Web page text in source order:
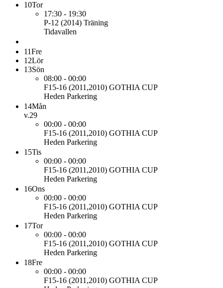
10Tor
17:30 - 19:30
P-12 (2014) Träning
Tidavallen
11Fre
12Lör
13Sön
08:00 - 00:00
F15-16 (2011,2010) GOTHIA CUP
Heden Parkering
14Mån
v.29
00:00 - 00:00
F15-16 (2011,2010) GOTHIA CUP
Heden Parkering
15Tis
00:00 - 00:00
F15-16 (2011,2010) GOTHIA CUP
Heden Parkering
16Ons
00:00 - 00:00
F15-16 (2011,2010) GOTHIA CUP
Heden Parkering
17Tor
00:00 - 00:00
F15-16 (2011,2010) GOTHIA CUP
Heden Parkering
18Fre
00:00 - 00:00
F15-16 (2011,2010) GOTHIA CUP